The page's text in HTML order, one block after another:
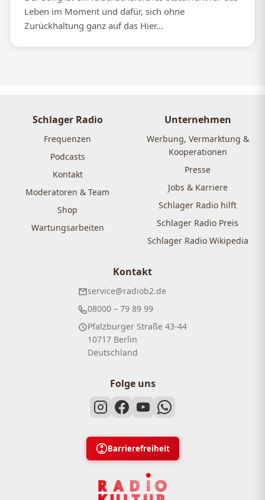
Leben im Moment und dafür, sich ohne
Zurückhaltung ganz auf das Hier...
Schlager Radio
Frequenzen
Podcasts
Kontakt
Moderatoren & Team
Shop
Wartungsarbeiten
Unternehmen
Werbung, Vermarktung &
Kooperationen
Presse
Jobs & Karriere
Schlager Radio hilft
Schlager Radio Preis
Schlager Radio Wikipedia
Kontakt
service@radiob2.de
08000 – 79 89 99
Pfalzburger Straße 43-44
10717 Berlin
Deutschland
Folge uns
Barrierefreiheit